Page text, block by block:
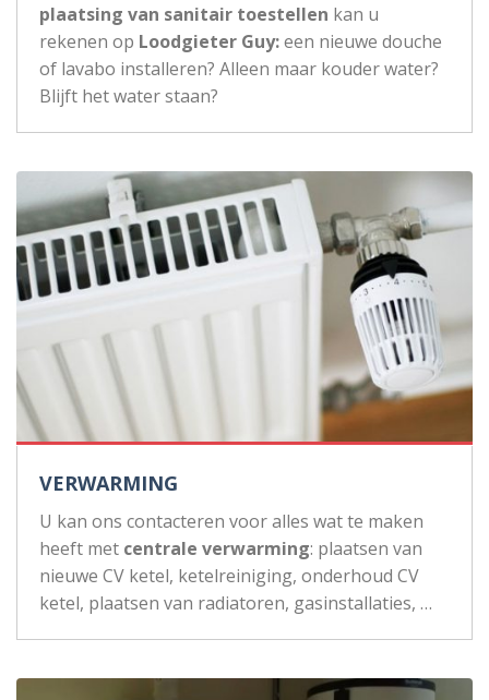
plaatsing van sanitair toestellen kan u
rekenen op Loodgieter Guy:een nieuwe douche
of lavabo installeren? Alleen maar kouder water?
Blijft het water staan?
VERWARMING
U kan ons contacteren voor alles wat te maken
heeft met centrale verwarming: plaatsen van
nieuwe CV ketel, ketelreiniging, onderhoud CV
ketel, plaatsen van radiatoren, gasinstallaties, …